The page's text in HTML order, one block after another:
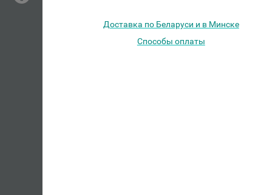
Доставка по Беларуси и в Минске
Способы оплаты